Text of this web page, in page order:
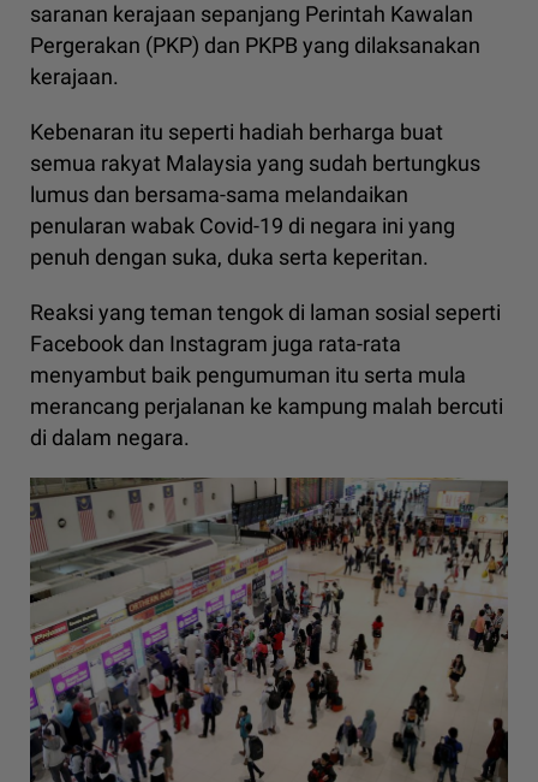
saranan kerajaan sepanjang Perintah Kawalan
Pergerakan (PKP) dan PKPB yang dilaksanakan
kerajaan.
Kebenaran itu seperti hadiah berharga buat
semua rakyat Malaysia yang sudah bertungkus
lumus dan bersama-sama melandaikan
penularan wabak Covid-19 di negara ini yang
penuh dengan suka, duka serta keperitan.
Reaksi yang teman tengok di laman sosial seperti
Facebook dan Instagram juga rata-rata
menyambut baik pengumuman itu serta mula
merancang perjalanan ke kampung malah bercuti
di dalam negara.